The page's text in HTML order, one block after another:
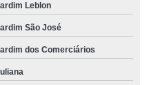
Leblon
São José
dos Comerciários